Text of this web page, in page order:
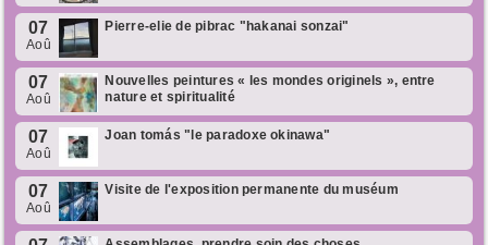
07
Aoû
Pierre-elie de pibrac "hakanai sonzai"
07
Aoû
Nouvelles peintures « les mondes originels », entre
nature et spiritualité
07
Aoû
Joan tomás "le paradoxe okinawa"
07
Aoû
Visite de l'exposition permanente du muséum